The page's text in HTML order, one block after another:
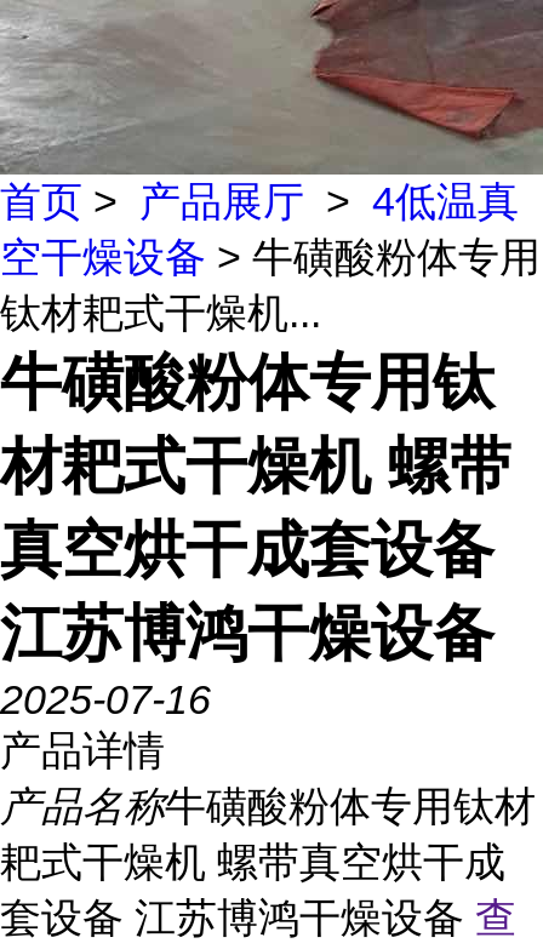
首页 > 产品展厅 > 4低温真
空干燥设备 > 牛磺酸粉体专用
钛材耙式干燥机...
牛磺酸粉体专用钛
材耙式干燥机 螺带
真空烘干成套设备
江苏博鸿干燥设备
2025-07-16
产品详情
产品名称牛磺酸粉体专用钛材
耙式干燥机 螺带真空烘干成
套设备 江苏博鸿干燥设备 查